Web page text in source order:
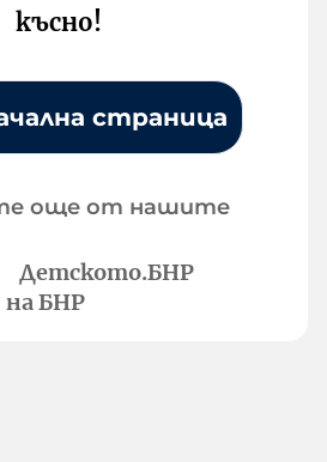
късно!
страница
още от нашите
Детското.БНР
на БНР